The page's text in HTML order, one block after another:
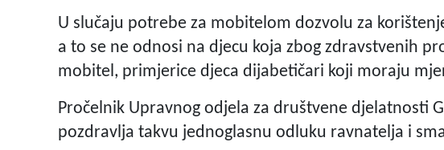
U slučaju potrebe za mobitelom dozvolu za
a to se ne odnosi na djecu koja zbog zdravstvenih
mobitel, primjerice djeca dijabetičari koji moraju
Pročelnik Upravnog odjela za društvene djelatnosti
pozdravlja takvu jednoglasnu odluku ravnatelja i